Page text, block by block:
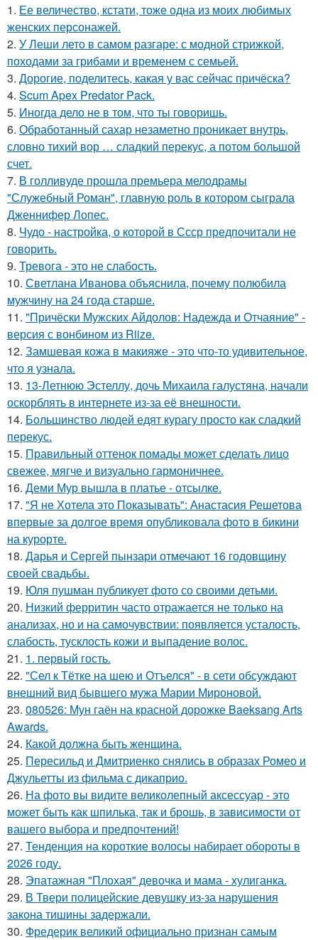
1. Ее величество, кстати, тоже одна из моих любимых
женских персонажей.
2. У Леши лето в самом разгаре: с модной стрижкой,
походами за грибами и временем с семьей.
3. Дорогие, поделитесь, какая у вас сейчас причёска?
4. Scum Apex Predator Pack.
5. Иногда дело не в том, что ты говоришь.
6. Обработанный сахар незаметно проникает внутрь,
словно тихий вор … сладкий перекус, а потом большой
счет.
7. В голливуде прошла премьера мелодрамы
"Служебный Роман", главную роль в котором сыграла
Дженнифер Лопес.
8. Чудо - настройка, о которой в Ссср предпочитали не
говорить.
9. Тревога - это не слабость.
10. Светлана Иванова объяснила, почему полюбила
мужчину на 24 года старше.
11. "Причёски Мужских Айдолов: Надежда и Отчаяние" -
версия с вонбином из Riize.
12. Замшевая кожа в макияже - это что-то удивительное,
что я узнала.
13. 13-Летнюю Эстеллу, дочь Михаила галустяна, начали
оскорблять в интернете из-за её внешности.
14. Большинство людей едят курагу просто как сладкий
перекус.
15. Правильный оттенок помады может сделать лицо
свежее, мягче и визуально гармоничнее.
16. Деми Мур вышла в платье - отсылке.
17. "Я не Хотела это Показывать": Анастасия Решетова
впервые за долгое время опубликовала фото в бикини
на курорте.
18. Дарья и Сергей пынзари отмечают 16 годовщину
своей свадьбы.
19. Юля пушман публикует фото со своими детьми.
20. Низкий ферритин часто отражается не только на
анализах, но и на самочувствии: появляется усталость,
слабость, тусклость кожи и выпадение волос.
21. 1. первый гость.
22. "Сел к Тётке на шею и Отъелся" - в сети обсуждают
внешний вид бывшего мужа Марии Мироновой.
23. 080526: Мун гаён на красной дорожке Baeksang Arts
Awards.
24. Какой должна быть женщина.
25. Пересильд и Дмитриенко снялись в образах Ромео и
Джульетты из фильма с дикаприо.
26. На фото вы видите великолепный аксессуар - это
может быть как шпилька, так и брошь, в зависимости от
вашего выбора и предпочтений!
27. Тенденция на короткие волосы набирает обороты в
2026 году.
28. Эпатажная "Плохая" девочка и мама - хулиганка.
29. В Твери полицейские девушку из-за нарушения
закона тишины задержали.
30. Фредерик великий официально признан самым